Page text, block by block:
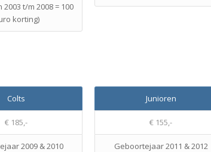
t/m 2008 = 100
korting)
Colts
€ 185,-
2009 & 2010
Junioren
€ 155,-
Geboortejaar 2011 & 2012